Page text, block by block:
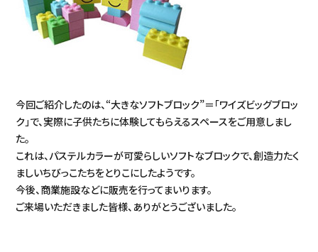
今回ご紹介したのは、“大きなソフトブロック”＝「ワイズビッグブロッ
ク」で、実際に子供たちに体験してもらえるスペースをご用意しまし
た。
これは、パステルカラーが可愛らしいソフトなブロックで、創造力たく
ましいちびっこたちをとりこにしたようです。
今後、商業施設などに販売を行ってまいります。
ご来場いただきました皆様、ありがとうございました。